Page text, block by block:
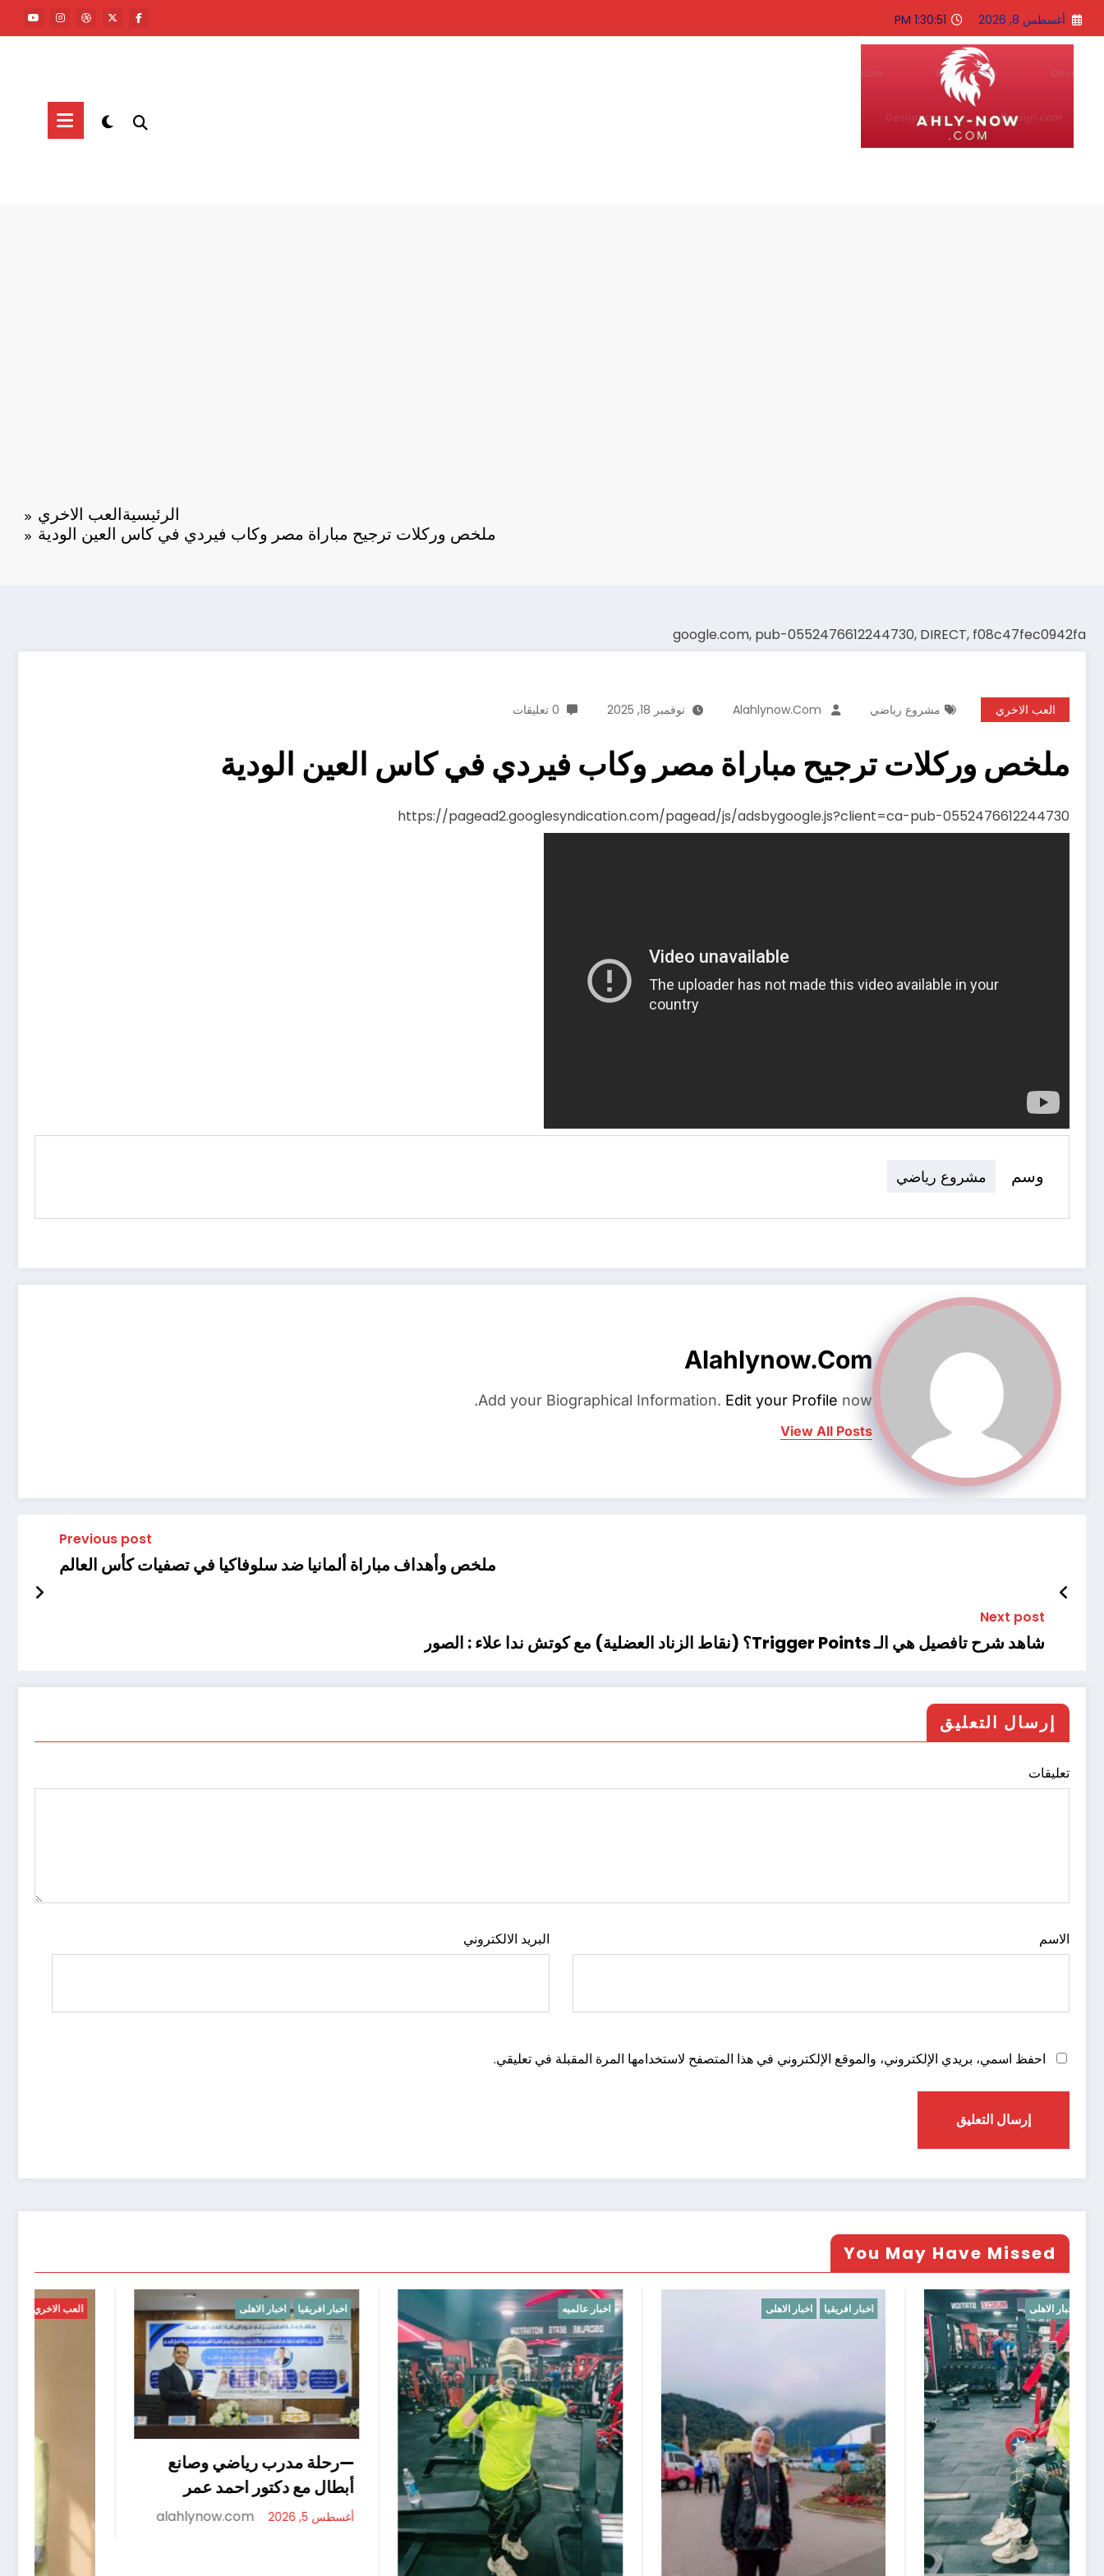
التجاوز
المحتوى
أغسطس 8, 2026 1:30:51 PM
الرئيسيةالعب الاخري
ملخص وركلات ترجيح مباراة مصر وكاب فيردي في كاس العين الودية
google.com, pub-0552476612244730, DIRECT, f08c47fec0942fa
العب الاخري مشروع رياضي Alahlynow.com نوفمبر 18, 2025 0 تعليقات
ملخص وركلات ترجيح مباراة مصر وكاب فيردي في كاس العين الودية
https://pagead2.googlesyndication.com/pagead/js/adsbygoogle.js?client=ca-pub-0552476612244730
وسم مشروع رياضي
Alahlynow.com
Add your Biographical Information. Edit your Profile now.
View All Posts
Previous post
ملخص وأهداف مباراة ألمانيا ضد سلوفاكيا في تصفيات كأس العالم
Next post
شاهد شرح تافصيل هي الـ Trigger Points؟ (نقاط الزناد العضلية) مع كوتش ندا علاء : الصور
إرسال التعليق
تعليقات
الاسم البريد الالكتروني
احفظ اسمي، بريدي الإلكتروني، والموقع الإلكتروني في هذا المتصفح لاستخدامها المرة المقبلة في تعليقي.
You May Have Missed
اخبار افريقيا اخبار الاهلى
—رحلة مدرب رياضي وصانع
أبطال مع دكتور احمد عمر
أغسطس 5, 2026 alahlynow.com
اخبار عالميه اخبار افريقيا اخبار افريقيا اخبار الاهلى